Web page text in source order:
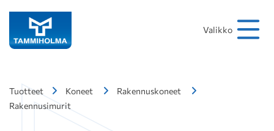
Valikko
Tuotteet Koneet
Rakennuskoneet
Rakennusimurit